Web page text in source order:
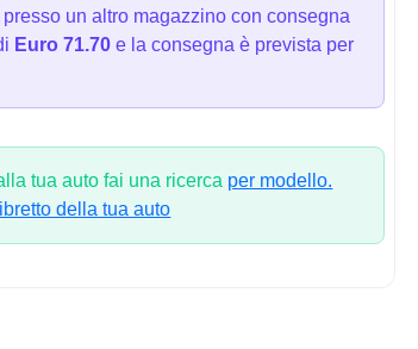
un altro magazzino con consegna
Euro 71.70 e la consegna è prevista per
tua auto fai una ricerca per modello.
libretto della tua auto